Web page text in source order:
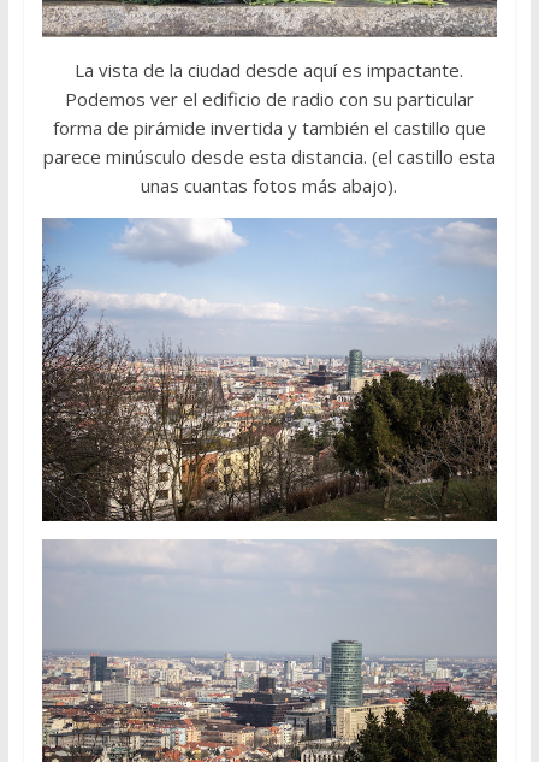
La vista de la ciudad desde aquí es impactante.
Podemos ver el edificio de radio con su particular
forma de pirámide invertida y también el castillo que
parece minúsculo desde esta distancia. (el castillo esta
unas cuantas fotos más abajo).